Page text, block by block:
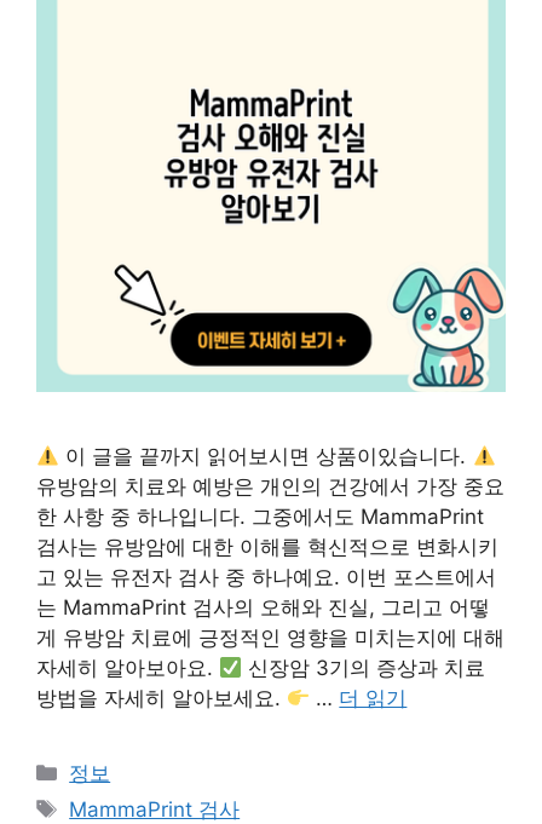
이 글을 끝까지 읽어보시면 상품이있습니다.
유방암의 치료와 예방은 개인의 건강에서 가장 중요
한 사항 중 하나입니다. 그중에서도 MammaPrint
검사는 유방암에 대한 이해를 혁신적으로 변화시키
고 있는 유전자 검사 중 하나예요. 이번 포스트에서
는 MammaPrint 검사의 오해와 진실, 그리고 어떻
게 유방암 치료에 긍정적인 영향을 미치는지에 대해
자세히 알아보아요.
신장암 3기의 증상과 치료
방법을 자세히 알아보세요.
… 더 읽기
카
테
정보
태
MammaPrint 검사